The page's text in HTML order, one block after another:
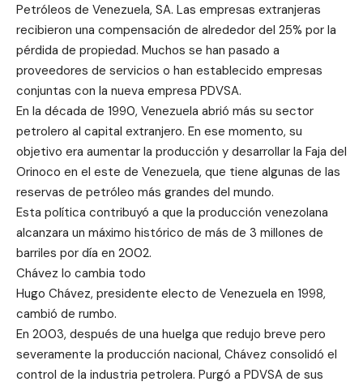
Petróleos de Venezuela, SA. Las empresas extranjeras
recibieron una compensación de alrededor del 25% por la
pérdida de propiedad. Muchos se han pasado a
proveedores de servicios o han establecido empresas
conjuntas con la nueva empresa PDVSA.
En la década de 1990, Venezuela abrió más su sector
petrolero al capital extranjero. En ese momento, su
objetivo era aumentar la producción y desarrollar la Faja del
Orinoco en el este de Venezuela, que tiene algunas de las
reservas de petróleo más grandes del mundo.
Esta política contribuyó a que la producción venezolana
alcanzara un máximo histórico de más de 3 millones de
barriles por día en 2002.
Chávez lo cambia todo
Hugo Chávez, presidente electo de Venezuela en 1998,
cambió de rumbo.
En 2003, después de una huelga que redujo breve pero
severamente la producción nacional, Chávez consolidó el
control de la industria petrolera. Purgó a PDVSA de sus